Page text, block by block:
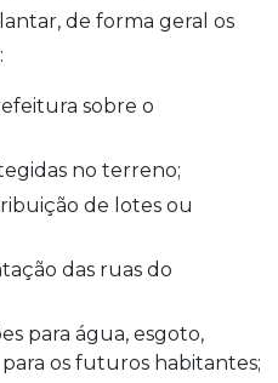
de forma geral os
no terreno;
os futuros habitantes;